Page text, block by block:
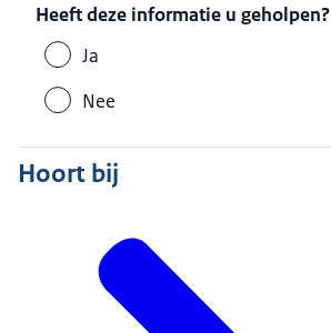
Heeft deze informatie u geholpen?
Ja
Nee
Hoort bij